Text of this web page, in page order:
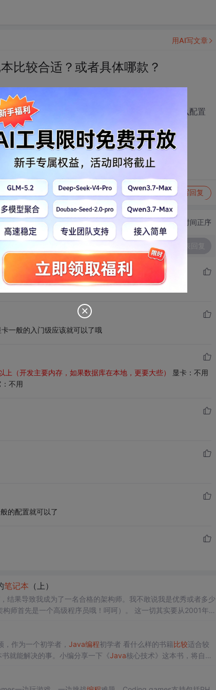
比较合适？或者具体哪款？
但是之前的笔记本已经很老旧了，想换一台，什么配置
转发到动态 举报 写回复
用AI写文章
切换为时间正序
一般的入门级应该就可以了哦
上（开发主要内存，如果数据库在本地，更要大些）
显卡：不用
不用
的配置就可以了
笔记本 （上）
，结果导致我成为了一名合格的架构师。我不敢说我是优秀或者多少
师首先是一个高级程序员哦！呵呵）。 这一切其实要从2001年
作为一个初学者， Java编程初学者 看什么样的书籍比较适合较
就能解决的事。小编分享一下《Java核心技术》这本书，将自己